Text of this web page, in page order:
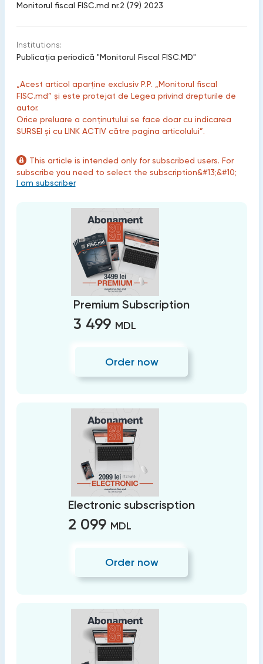
Monitorul fiscal FISC.md nr.2 (79) 2023
Institutions:
Publicaţia periodică "Monitorul Fiscal FISC.MD"
„Acest articol aparține exclusiv P.P. „Monitorul fiscal
FISC.md” și este protejat de Legea privind drepturile de
autor.
Orice preluare a conținutului se face doar cu indicarea
SURSEI și cu LINK ACTIV către pagina articolului”.
This article is intended only for subscribed users. For
subscribe you need to select the subscription&#13;&#10;
I am subscriber
Premium Subscription
3 499 MDL
Order now
Electronic subscrisption
2 099 MDL
Order now